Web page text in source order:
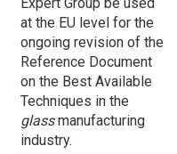
at the EU level for the
ongoing revision of the
Reference Document
on the Best Available
Techniques in the
glassmanufacturing
industry.